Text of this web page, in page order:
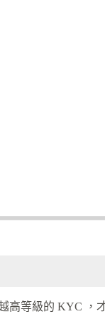
高等級的 KYC ，